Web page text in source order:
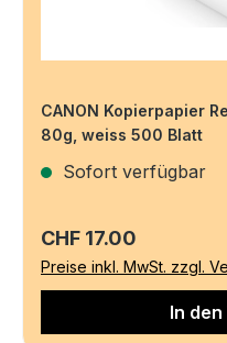
CANON Kopierpapier
80g, weiss 500 Blatt
Sofort verfügbar
Regulärer Preis:
CHF 17.00
Preise inkl. MwSt. zzgl.
In